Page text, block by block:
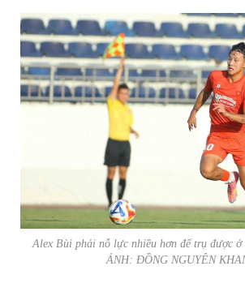
Alex Bùi phải nỗ lực nhiều hơn để trụ được
ẢNH: ĐỒNG NGUYÊN